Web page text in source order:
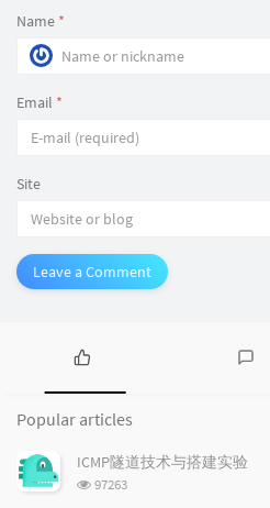
Name *
Email *
Site
Leave a Comment
P
p
u
s
Popular articles
ICMP隧道技术与搭建实验
浏
97263